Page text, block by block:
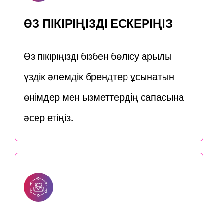
ӨЗ ПІКІРІҢІЗДІ ЕСКЕРІҢІЗ
Өз пікіріңізді бізбен бөлісу арқылы
үздік әлемдік брендтер ұсынатын
өнімдер мен қызметтердің сапасына
әсер етіңіз.